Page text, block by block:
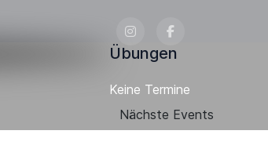
Übungen
Keine Termine
Nächste Events